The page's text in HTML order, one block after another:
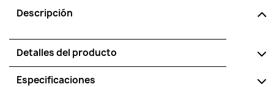
Descripción
Detalles del producto
Especificaciones